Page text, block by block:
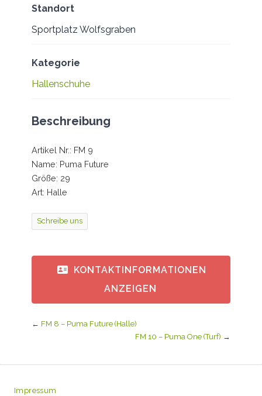
Standort
Sportplatz Wolfsgraben
Kategorie
Hallenschuhe
Beschreibung
Artikel Nr.: FM 9
Name: Puma Future
Größe: 29
Art: Halle
Schreibe uns
KONTAKTINFORMATIONEN
ANZEIGEN
← FM 8 – Puma Future (Halle)
FM 10 – Puma One (Turf) →
Impressum